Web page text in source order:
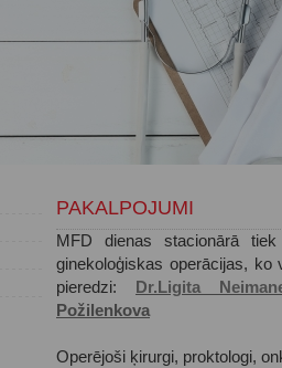
PAKALPOJUMI
MFD dienas stacionārā
ginekoloģiskas operācijas, ko
pieredzi:
Dr.Ligita
Požilenkova
Operējoši ķirurgi, proktologi,